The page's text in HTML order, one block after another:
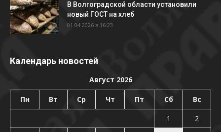
В Волгоградской области установили
новый ГОСТ на хлеб
01.04.2026 в 16:23
Календарь новостей
Август 2026
Пн Вт Ср Чт Пт Сб Вс
1
2